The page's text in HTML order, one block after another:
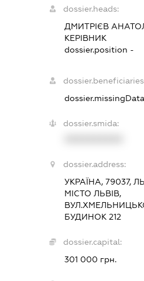
dossier.heads:
ДМИТРІЄВ
КЕРІВНИК
dossier.position -
dossier.missingData
dossier.smida:
dossier.address:
УКРАЇНА, 79037,
МІСТО ЛЬВІВ,
БУДИНОК 212
dossier.capital:
301 000 грн.